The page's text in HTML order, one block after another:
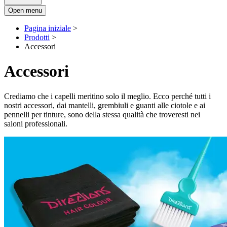
Open menu
Pagina iniziale >
Prodotti >
Accessori
Accessori
Crediamo che i capelli meritino solo il meglio. Ecco perché tutti i
nostri accessori, dai mantelli, grembiuli e guanti alle ciotole e ai
pennelli per tinture, sono della stessa qualità che troveresti nei
saloni professionali.